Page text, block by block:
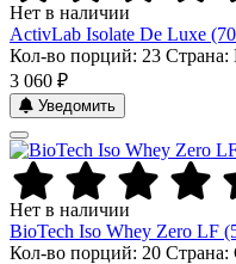
Нет в наличии
ActivLab Isolate De Luxe
Кол-во порций: 23 Страна:
3 060 ₽
Уведомить
Нет в наличии
BioTech Iso Whey Zero LF
Кол-во порций: 20